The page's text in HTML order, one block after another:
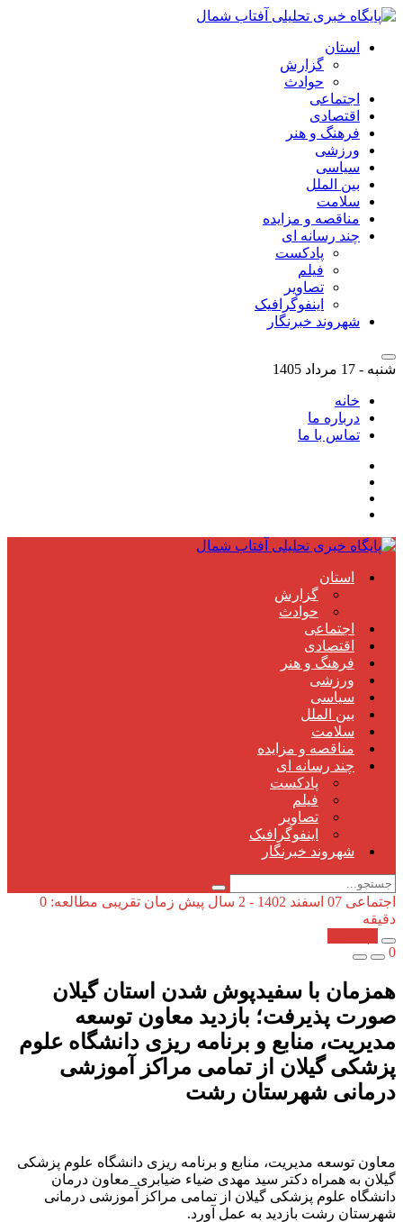
استان
گزارش
حوادث
اجتماعی
اقتصادی
فرهنگ و هنر
ورزشی
سیاسی
بین الملل
سلامت
مناقصه و مزایده
چند رسانه ای
پادکست
فیلم
تصاویر
اینفوگرافیک
شهروند خبرنگار
شنبه - 17 مرداد 1405
خانه
درباره ما
تماس با ما
استان
گزارش
حوادث
اجتماعی
اقتصادی
فرهنگ و هنر
ورزشی
سیاسی
بین الملل
سلامت
مناقصه و مزایده
چند رسانه ای
پادکست
فیلم
تصاویر
اینفوگرافیک
شهروند خبرنگار
اجتماعی 07 اسفند 1402 - 2 سال پیش
زمان تقریبی مطالعه: 0
دقیقه
0
همزمان با سفیدپوش شدن استان گیلان
صورت پذیرفت؛ بازدید معاون توسعه
مدیریت، منابع و برنامه ریزی دانشگاه علوم
پزشکی گیلان از تمامی مراکز آموزشی
درمانی شهرستان رشت
معاون توسعه مدیریت، منابع و برنامه ریزی دانشگاه علوم پزشکی
گیلان به همراه دکتر سید مهدی ضیاء ‌ضیابری_معاون درمان
دانشگاه علوم پزشکی گیلان از تمامی مراکز آموزشی درمانی
شهرستان رشت بازدید به عمل آورد.